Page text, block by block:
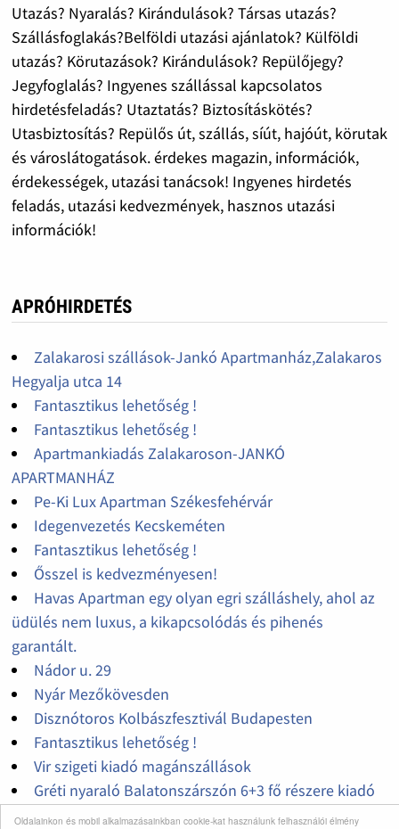
Oldalainkon és mobil alkalmazásainkban cookie-kat használunk felhasználói élmény
Utazás? Nyaralás? Kirándulások? Társas utazás?
Szállásfoglakás?Belföldi utazási ajánlatok? Külföldi
utazás? Körutazások? Kirándulások? Repülőjegy?
Jegyfoglalás? Ingyenes szállással kapcsolatos
hirdetésfeladás? Utaztatás? Biztosításkötés?
Utasbiztosítás? Repülős út, szállás, síút, hajóút, körutak
és városlátogatások. érdekes magazin, információk,
érdekességek, utazási tanácsok! Ingyenes hirdetés
feladás, utazási kedvezmények, hasznos utazási
információk!
APRÓHIRDETÉS
Zalakarosi szállások-Jankó Apartmanház,Zalakaros
Hegyalja utca 14
Fantasztikus lehetőség !
Fantasztikus lehetőség !
Apartmankiadás Zalakaroson-JANKÓ
APARTMANHÁZ
Pe-Ki Lux Apartman Székesfehérvár
Idegenvezetés Kecskeméten
Fantasztikus lehetőség !
Ősszel is kedvezményesen!
Havas Apartman egy olyan egri szálláshely, ahol az
üdülés nem luxus, a kikapcsolódás és pihenés
garantált.
Nádor u. 29
Nyár Mezőkövesden
Disznótoros Kolbászfesztivál Budapesten
Fantasztikus lehetőség !
Vir szigeti kiadó magánszállások
Gréti nyaraló Balatonszárszón 6+3 fő részere kiadó
Vir szigeti apartman